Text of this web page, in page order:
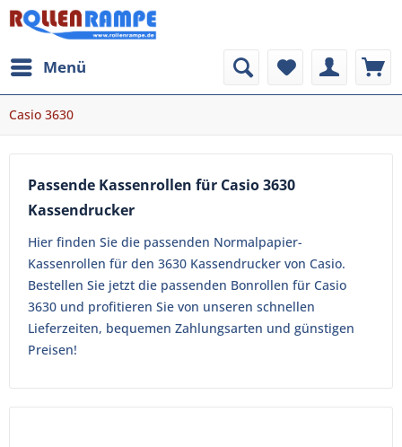
Menü
Casio 3630
Passende Kassenrollen für Casio 3630
Kassendrucker
Hier finden Sie die passenden Normalpapier-
Kassenrollen für den 3630 Kassendrucker von Casio.
Bestellen Sie jetzt die passenden Bonrollen für Casio
3630 und profitieren Sie von unseren schnellen
Lieferzeiten, bequemen Zahlungsarten und günstigen
Preisen!